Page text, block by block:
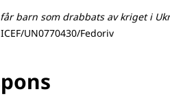
får barn som drabbats av kriget i
UN0770430/Fedoriv